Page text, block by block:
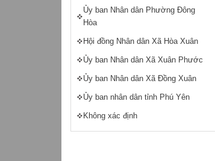
Ủy ban Nhân dân Phường Đông
Hòa
Hội đồng Nhân dân Xã Hòa Xuân
Ủy ban Nhân dân Xã Xuân Phước
Ủy ban Nhân dân Xã Đồng Xuân
Ủy ban nhân dân tỉnh Phú Yên
Không xác định